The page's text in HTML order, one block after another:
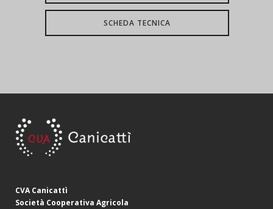
SCHEDA TECNICA
CVA Canicattì
Società Cooperativa Agricola